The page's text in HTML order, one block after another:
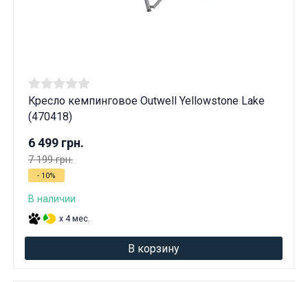
Кресло кемпинговое Outwell Yellowstone Lake
(470418)
6 499 грн.
7 199 грн.
- 10%
В наличии
x 4 мес.
В корзину